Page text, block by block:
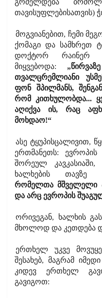
თავისუფლებისათვის)
მოგვიანებით, ჩემი
ქომაგი და სამხრეთ
დოქტორ რაინერ
მიყვებოდა:
თვალცრემლიანი
ფონ შპილმანს,
რომ კითხულობდა...
აღიქვა ის, რაც
მოხდაო!“
ასე ტყუპისცალივით,
ერთმანეთს: ევროპის
შორეულ კავკასიაში,
ხალხების თავზე
რომელთა მშველელი
და არც ევროპის
ორივეგან, ხალხის
მხოლოდ და კეთდება
ერთხელ უკვე
შესახებ, მაგრამ
კიდევ ერთხელ
გავიგოთ: